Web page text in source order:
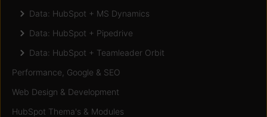
Data: HubSpot + MS Dynamics
Data: HubSpot + Pipedrive
Data: HubSpot + Teamleader Orbit
Performance, Google & SEO
Web Design & Development
HubSpot Thema's & Modules